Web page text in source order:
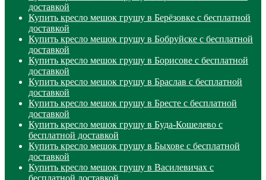
доставкой
Купить кресло мешок грушу в Берёзовке с бесплатной
доставкой
Купить кресло мешок грушу в Бобруйске с бесплатной
доставкой
Купить кресло мешок грушу в Борисове с бесплатной
доставкой
Купить кресло мешок грушу в Браслав с бесплатной
доставкой
Купить кресло мешок грушу в Бресте с бесплатной
доставкой
Купить кресло мешок грушу в Буда-Кошелево с
бесплатной доставкой
Купить кресло мешок грушу в Быхове с бесплатной
доставкой
Купить кресло мешок грушу в Василевичах с
бесплатной доставкой